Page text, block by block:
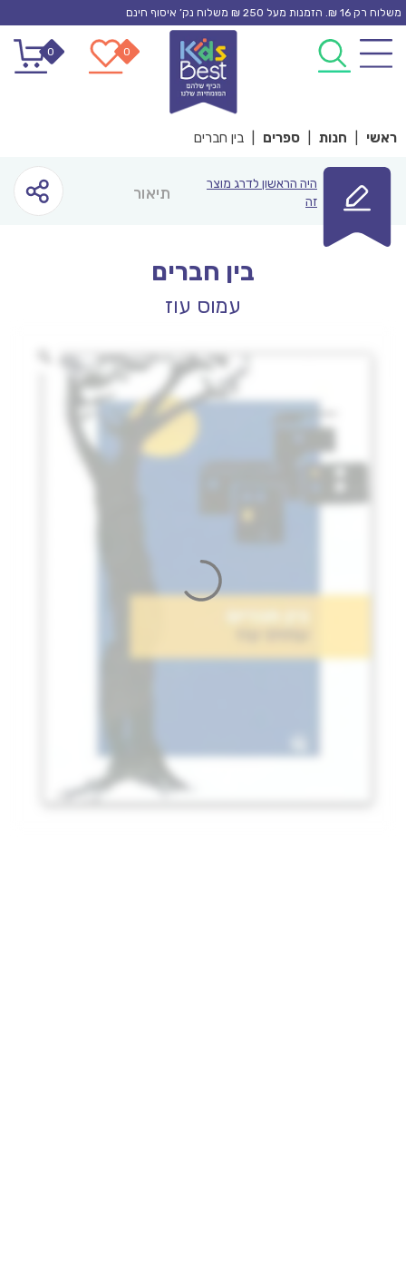
Skip
content
משלוח רק 16 ₪. הזמנות מעל 250 ₪ משלוח נק’ איסוף חינם
0
0
ראשי חנות ספרים בין חברים
היה הראשון לדרג מוצר
זה
תיאור
בין חברים
עמוס עוז